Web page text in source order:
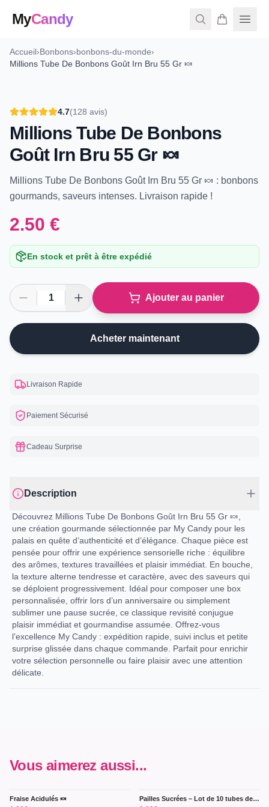
MyCandy
Accueil›Bonbons›bonbons-du-monde›
Millions Tube De Bonbons Goût Irn Bru 55 Gr 🍬
4.7(128 avis)
Millions Tube De Bonbons
Goût Irn Bru 55 Gr 🍬
Millions Tube De Bonbons Goût Irn Bru 55 Gr 🍬 : bonbons
gourmands, saveurs intenses. Livraison rapide !
2.50 €
En stock et prêt à être expédié
Ajouter au panier
Acheter maintenant
Livraison Rapide
Paiement Sécurisé
Cadeau Surprise
Description
Découvrez Millions Tube De Bonbons Goût Irn Bru 55 Gr 🍬,
une création gourmande sélectionnée par My Candy pour les
palais en quête d’authenticité et d’élégance. Chaque pièce est
pensée pour offrir une expérience sensorielle riche : équilibre
des arômes, textures travaillées et plaisir immédiat. En bouche,
la texture alterne tendresse et caractère, avec des saveurs qui
se déploient progressivement. Idéal pour composer une box
personnalisée, offrir lors d’un anniversaire ou simplement
sublimer une pause sucrée, ce classique revisité conjugue
plaisir immédiat et gourmandise assumée. Offrez-vous
l’excellence My Candy : expédition rapide, suivi inclus et petite
surprise glissée dans chaque commande. Parfait pour enrichir
votre sélection personnelle ou faire plaisir avec une attention
délicate.
Vous aimerez aussi...
Fraise Acidulés 🍬
Pailles Sucrées – Lot de 10 tubes de